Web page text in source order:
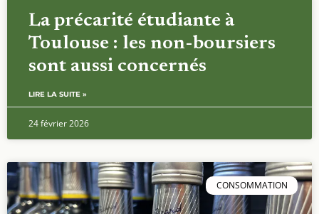
La précarité étudiante à
Toulouse : les non-boursiers
sont aussi concernés
LIRE LA SUITE »
24 février 2026
CONSOMMATION